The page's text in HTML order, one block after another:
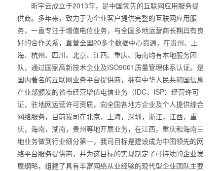
昕宇云成立于2013年，是中国领先的互联网应用服务提
供商。多年来，致力于为企业客户提供完整的互联网应用服
务，一直专注于增值电信业务，与全国多地运营商长期具有良
好的合作关系，直营全国20多个数据中心资源，在贵州、上
海、杭州、四川、北京、江西、重庆、海南均有本地服务团
队，通过国家高新技术企业及ISO9001质量管理体系认证。是
国内著名的互联网业务平台提供商，拥有中华人民共和国信息
产业部颁发的省市经营增值电信业务（IDC、ISP）经营许可
证，驻地网运营许可资质，向全国各地方企业及个人提供综合
网络服务，目前我司在北京，上海，深圳，浙江，江西，重
庆，海南，湖南，贵州等地开展业务，在江西，重庆和海南三
地业务做到行业细分第一，我司目标是建设成为中国领先的网
络平台服务提供商，并为这目标的实现制定了可持续的企业发
展纲略，组建了具有丰富网络从业经验的现代型企业团队主要